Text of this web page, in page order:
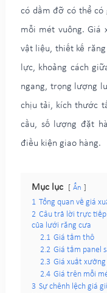
có dầm đỡ có thể có
mỗi mét vuông. Giá
vật liệu, thiết kế
lực, khoảng cách
ngang, trọng lượng
chịu tải, kích thước
cầu, số lượng đặt
điều kiện giao hàng.
Mục lục Ẩn
1 Tổng quan về giá
2 Câu trả lời trực
của lưới răng cưa
2.1 Giá tấm thô
2.2 Giá tấm panel
2.3 Giá xuất xưởng
2.4 Giá trên mỗi
3 Sự chênh lệch giá